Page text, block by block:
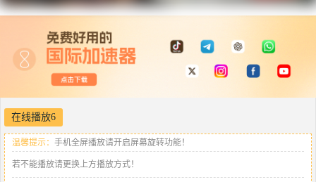
在线播放6
温馨提示： 手机全屏播放请开启屏幕旋转功能！
若不能播放请更换上方播放方式！